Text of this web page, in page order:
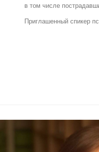
в том числе
Приглашенный спикер